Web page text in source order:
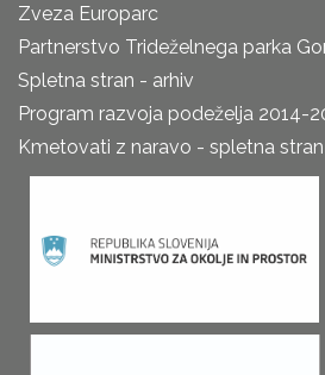
Zveza Europarc
Partnerstvo Trideželnega parka
Spletna stran - arhiv
Program razvoja podeželja 2014-
Kmetovati z naravo - spletna stran